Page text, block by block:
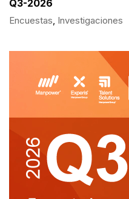
Q3-2026
Encuestas, Investigaciones